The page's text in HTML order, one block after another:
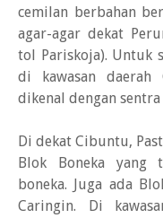
cemilan berbahan
agar-agar dekat
tol Pariskoja). Untuk
di kawasan daerah
dikenal dengan
Di dekat Cibuntu,
Blok Boneka yang
boneka. Juga ada
Caringin. Di